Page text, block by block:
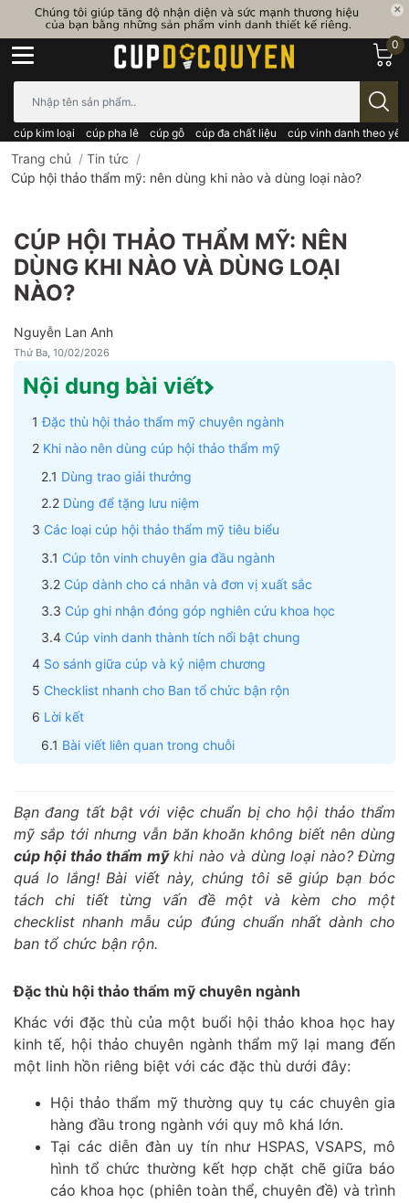
cúp kim loại cúp pha lê cúp gỗ cúp đa chất liệu cúp vinh danh theo
0
Trang chủ / Tin tức /
Cúp hội thảo thẩm mỹ: nên dùng khi nào và dùng loại nào?
CÚP HỘI THẢO THẨM MỸ: NÊN
DÙNG KHI NÀO VÀ DÙNG LOẠI
NÀO?
Nguyễn Lan Anh
Thứ Ba, 10/02/2026
Nội dung bài viết
Đặc thù hội thảo thẩm mỹ chuyên ngành
Khi nào nên dùng cúp hội thảo thẩm mỹ
Dùng trao giải thưởng
Dùng để tặng lưu niệm
Các loại cúp hội thảo thẩm mỹ tiêu biểu
Cúp tôn vinh chuyên gia đầu ngành
Cúp dành cho cá nhân và đơn vị xuất sắc
Cúp ghi nhận đóng góp nghiên cứu khoa học
Cúp vinh danh thành tích nổi bật chung
So sánh giữa cúp và kỷ niệm chương
Checklist nhanh cho Ban tổ chức bận rộn
Lời kết
Bài viết liên quan trong chuỗi
Bạn đang tất bật với việc chuẩn bị cho hội thảo thẩm
mỹ sắp tới nhưng vẫn băn khoăn không biết nên dùng
cúp hội thảo thẩm mỹkhi nào và dùng loại nào? Đừng
quá lo lắng! Bài viết này, chúng tôi sẽ giúp bạn bóc
tách chi tiết từng vấn đề một và kèm cho một
checklist nhanh mẫu cúp đúng chuẩn nhất dành cho
ban tổ chức bận rộn.
Đặc thù hội thảo thẩm mỹ chuyên ngành
Khác với đặc thù của một buổi hội thảo khoa học hay
kinh tế, hội thảo chuyên ngành thẩm mỹ lại mang đến
một linh hồn riêng biệt với các đặc thù dưới đây:
Hội thảo thẩm mỹ thường quy tụ các chuyên gia
hàng đầu trong ngành với quy mô khá lớn.
Tại các diễn đàn uy tín như HSPAS, VSAPS, mô
hình tổ chức thường kết hợp chặt chẽ giữa báo
cáo khoa học (phiên toàn thể, chuyên đề) và trình